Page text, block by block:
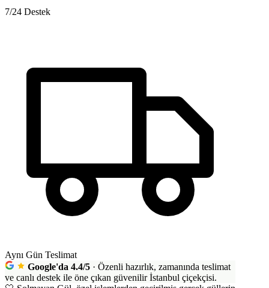
7/24 Destek
Aynı Gün Teslimat
Google'da 4.4/5 · Özenli hazırlık, zamanında teslimat
ve canlı destek ile öne çıkan güvenilir İstanbul çiçekçisi.